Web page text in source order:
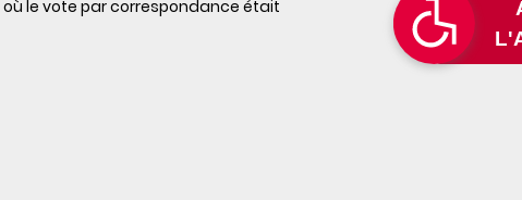
le vote par correspondance était